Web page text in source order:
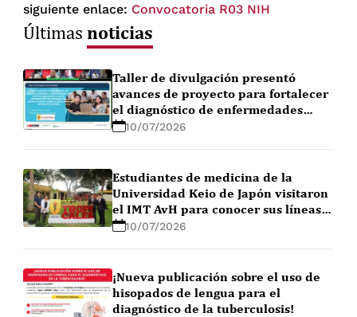
siguiente enlace: Convocatoria R03 NIH
Últimasnoticias
Taller de divulgación presentó
avances de proyecto para fortalecer
el diagnóstico de enfermedades
febriles en la Amazonía peruana
10/07/2026
Estudiantes de medicina de la
Universidad Keio de Japón visitaron
el IMT AvH para conocer sus líneas
de investigación
10/07/2026
¡Nueva publicación sobre el uso de
hisopados de lengua para el
diagnóstico de la tuberculosis!